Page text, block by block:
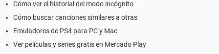
Cómo ver el historial del modo incógnito
Cómo buscar canciones similares a otras
Emuladores de PS4 para PC y Mac
Ver películas y series gratis en Mercado Play